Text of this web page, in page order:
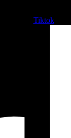
Tiktok